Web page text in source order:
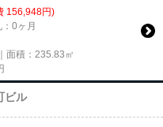
156,948円)
0ヶ月
面積：235.83㎡
ビル